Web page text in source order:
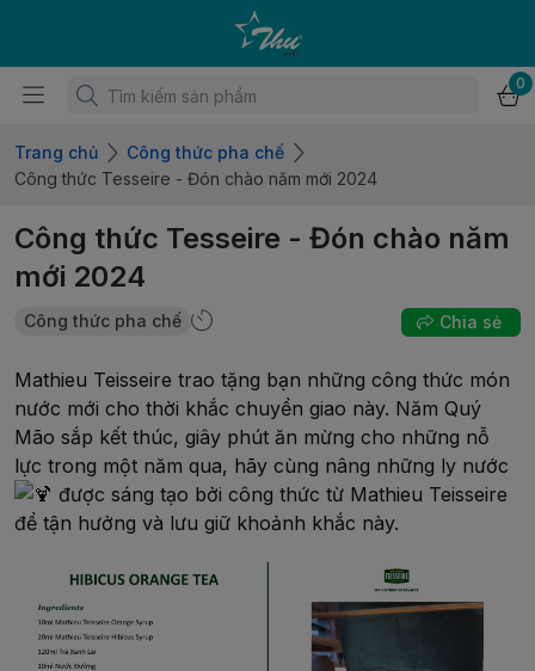
0
Trang chủ
Công thức pha chế
Công thức Tesseire - Đón chào năm mới 2024
Công thức Tesseire - Đón chào năm
mới 2024
Công thức pha chế Chia sẻ
Mathieu Teisseire trao tặng bạn những công thức món
nước mới cho thời khắc chuyển giao này. Năm Quý
Mão sắp kết thúc, giây phút ăn mừng cho những nỗ
lực trong một năm qua, hãy cùng nâng những ly nước
được sáng tạo bởi công thức từ Mathieu Teisseire
để tận hưởng và lưu giữ khoảnh khắc này.